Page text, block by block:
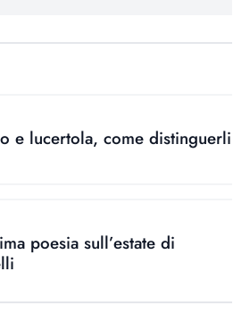
e lucertola, come distinguerli
poesia sull’estate di